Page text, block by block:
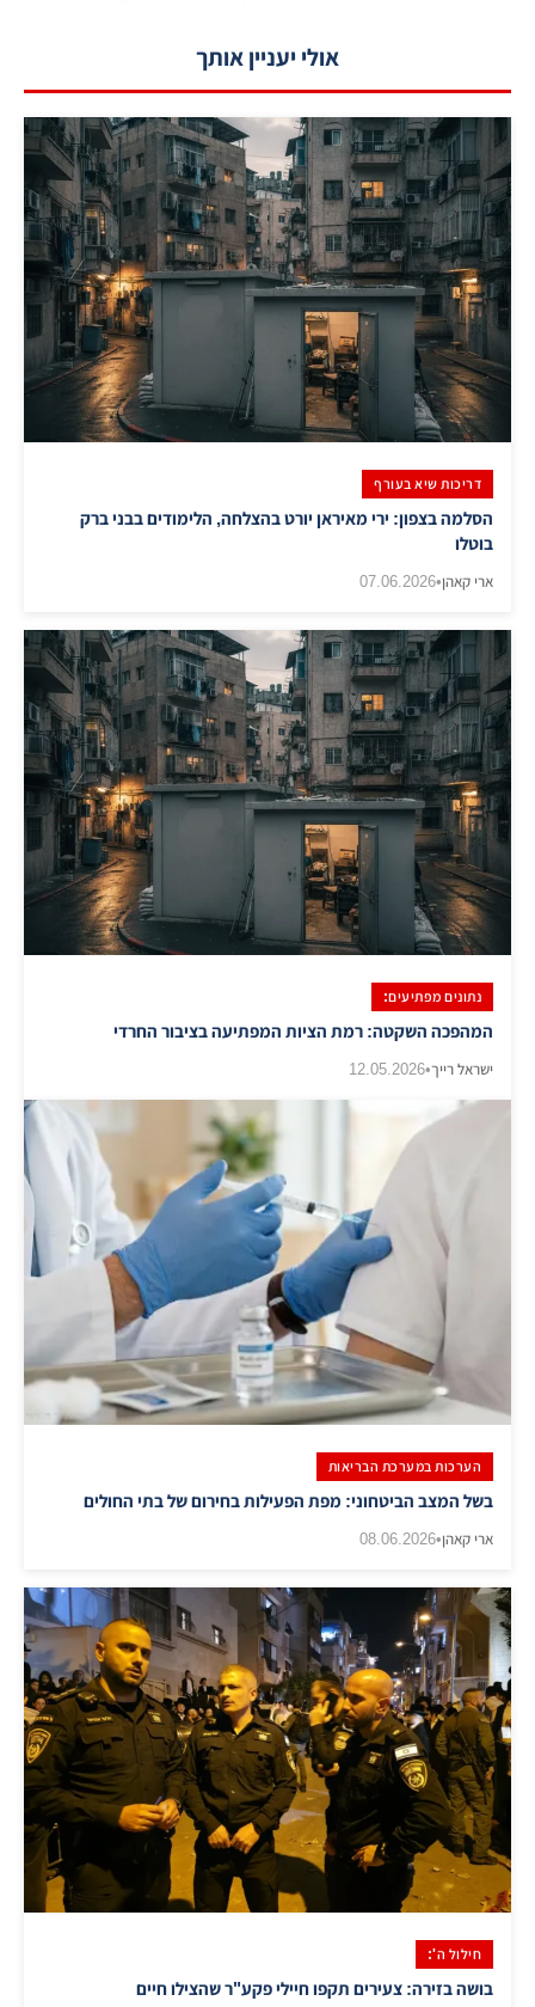
אולי יעניין אותך
דריכות שיא בעורף
הסלמה בצפון: ירי מאיראן יורט בהצלחה, הלימודים בבני ברק
בוטלו
ארי קאהן•
07.06.2026
נתונים מפתיעים:
​המהפכה השקטה: רמת הציות המפתיעה בציבור החרדי
ישראל רייך•
12.05.2026
הערכות במערכת הבריאות
בשל המצב הביטחוני: מפת הפעילות בחירום של בתי החולים
ארי קאהן•
08.06.2026
חילול ה':
בושה בזירה: צעירים תקפו חיילי פקע"ר שהצילו חיים